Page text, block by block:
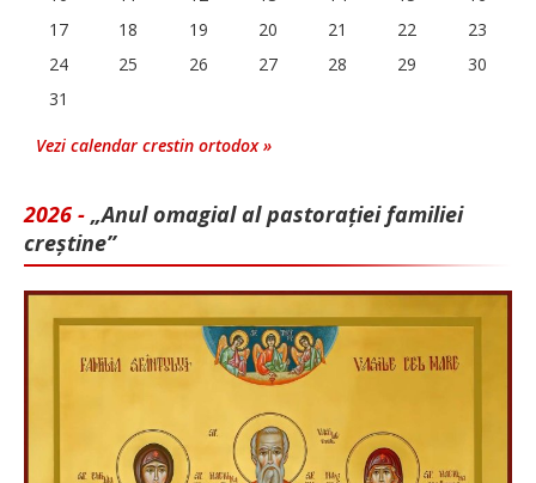
17
18 19 20 21 22
23
24
25 26 27 28 29
30
31
Vezi calendar crestin ortodox »
2026 - „Anul omagial al pastorației familiei
creștine”